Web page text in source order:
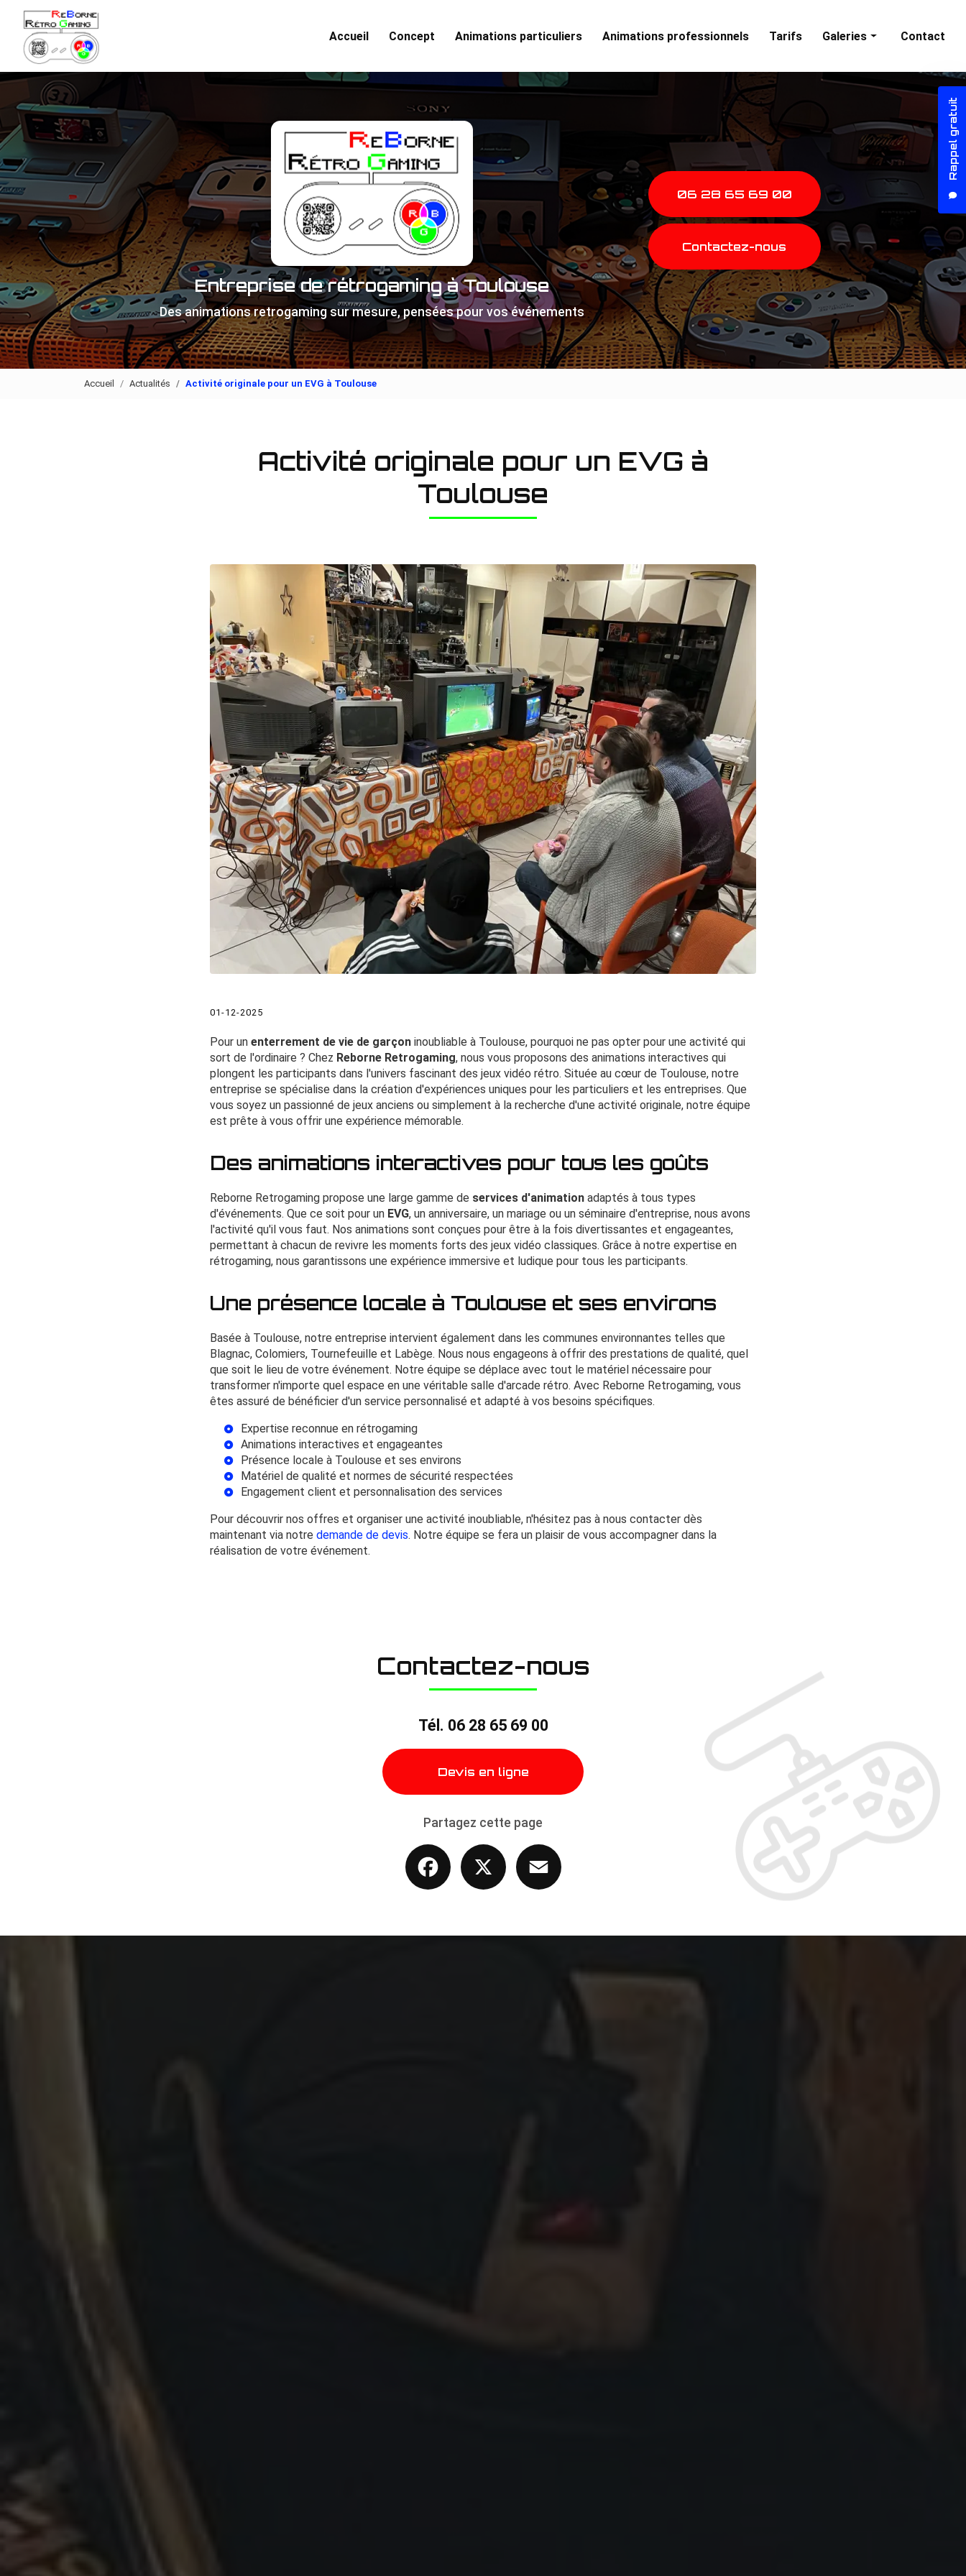
contenu
principal
Rappel gratuit
Accueil Concept Animations particuliers Animations professionnels Tarifs Galeries
Animations particuliers
Contact
Entreprise de rétrogaming à Toulouse
Des animations retrogaming sur mesure, pensées pour vos événements
06 28 65 69 00
Contactez-nous
Accueil Actualités Activité originale pour un EVG à Toulouse
Activité originale pour un EVG à
Toulouse
01-12-2025
Pour un enterrement de vie de garçon inoubliable à Toulouse, pourquoi ne pas opter pour une activité qui
sort de l'ordinaire ? Chez Reborne Retrogaming, nous vous proposons des animations interactives qui
plongent les participants dans l'univers fascinant des jeux vidéo rétro. Située au cœur de Toulouse, notre
entreprise se spécialise dans la création d'expériences uniques pour les particuliers et les entreprises. Que
vous soyez un passionné de jeux anciens ou simplement à la recherche d'une activité originale, notre équipe
est prête à vous offrir une expérience mémorable.
Des animations interactives pour tous les goûts
Reborne Retrogaming propose une large gamme de services d'animation adaptés à tous types
d'événements. Que ce soit pour un EVG, un anniversaire, un mariage ou un séminaire d'entreprise, nous avons
l'activité qu'il vous faut. Nos animations sont conçues pour être à la fois divertissantes et engageantes,
permettant à chacun de revivre les moments forts des jeux vidéo classiques. Grâce à notre expertise en
rétrogaming, nous garantissons une expérience immersive et ludique pour tous les participants.
Une présence locale à Toulouse et ses environs
Basée à Toulouse, notre entreprise intervient également dans les communes environnantes telles que
Blagnac, Colomiers, Tournefeuille et Labège. Nous nous engageons à offrir des prestations de qualité, quel
que soit le lieu de votre événement. Notre équipe se déplace avec tout le matériel nécessaire pour
transformer n'importe quel espace en une véritable salle d'arcade rétro. Avec Reborne Retrogaming, vous
êtes assuré de bénéficier d'un service personnalisé et adapté à vos besoins spécifiques.
Expertise reconnue en rétrogaming
Animations interactives et engageantes
Présence locale à Toulouse et ses environs
Matériel de qualité et normes de sécurité respectées
Engagement client et personnalisation des services
Pour découvrir nos offres et organiser une activité inoubliable, n'hésitez pas à nous contacter dès
maintenant via notre demande de devis. Notre équipe se fera un plaisir de vous accompagner dans la
réalisation de votre événement.
Contactez-nous
Tél. 06 28 65 69 00
Devis en ligne
Partagez cette page
Facebook